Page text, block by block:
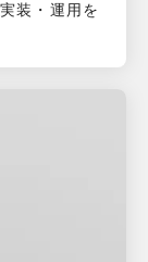
装・運用を